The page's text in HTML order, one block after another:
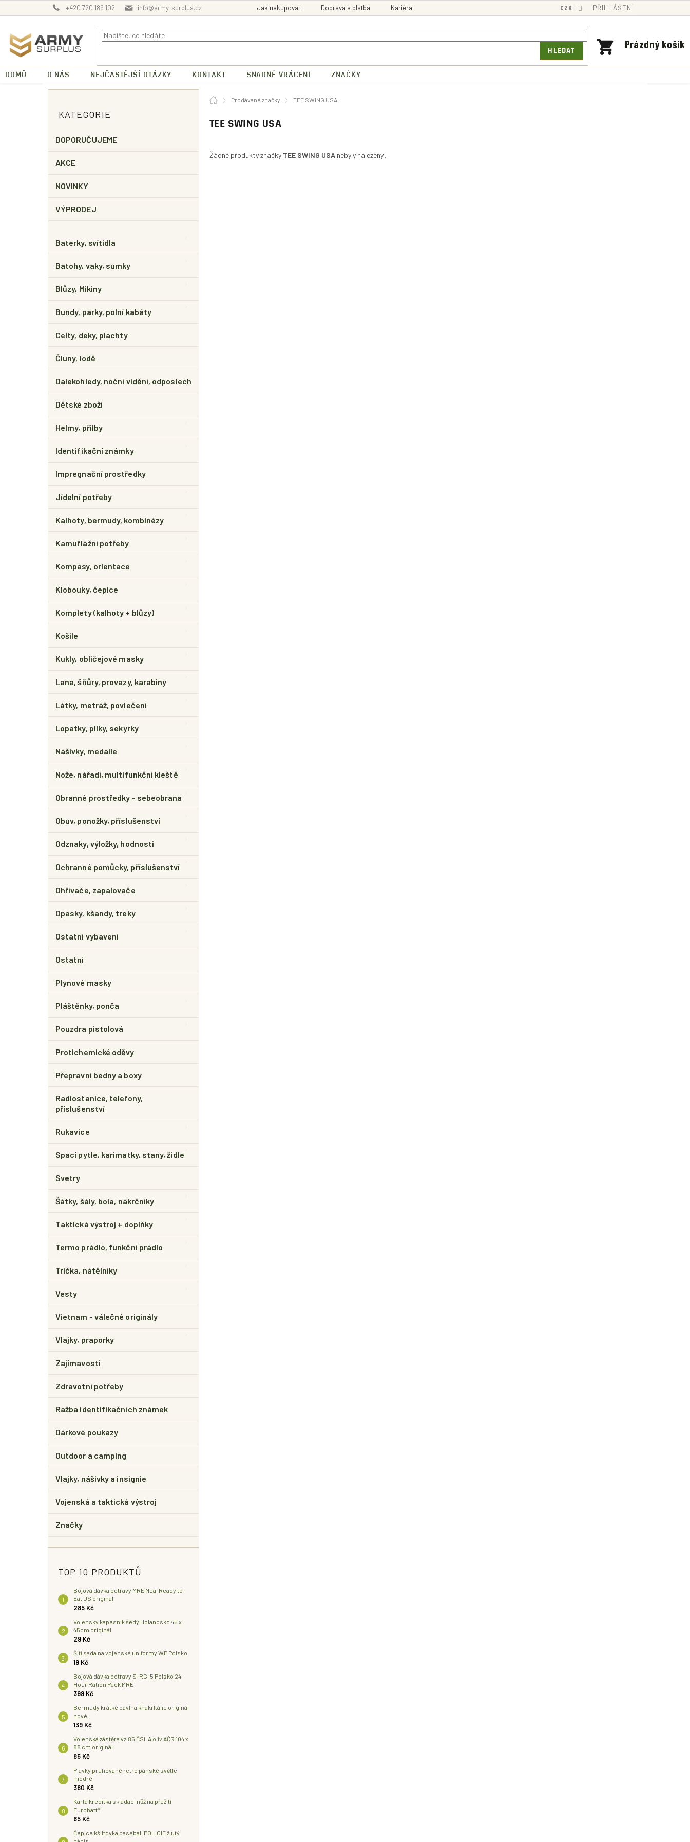
na
+420 720 189 102 info@army-surplus.cz Jak nakupovat Doprava a platba Kariéra CZK PŘIHLÁŠENÍ
HLEDAT
NÁKUPNÍ
Prázdný košík
DOMŮ O NÁS NEJČASTĚJŠÍ OTÁZKY KONTAKT SNADNÉ VRÁCENI ZNAČKY
A
N
P
N
kategorie
KATEGORIE
DOPORUČUJEME
AKCE
NOVINKY
VÝPRODEJ
Baterky, svítidla
Batohy, vaky, sumky
Blůzy, Mikiny
Bundy, parky, polní kabáty
Celty, deky, plachty
Čluny, lodě
Dalekohledy, noční vidění, odposlech
Dětské zboží
Helmy, přilby
Identifikační známky
Impregnační prostředky
Jídelní potřeby
Kalhoty, bermudy, kombinézy
Kamuflážní potřeby
Kompasy, orientace
Klobouky, čepice
Komplety (kalhoty + blůzy)
Košile
Kukly, obličejové masky
Lana, šňůry, provazy, karabiny
Látky, metráž, povlečení
Lopatky, pilky, sekyrky
Nášivky, medaile
Nože, nářadí, multifunkční kleště
Obranné prostředky - sebeobrana
Obuv, ponožky, příslušenství
Odznaky, výložky, hodnosti
Ochranné pomůcky, příslušenství
Ohřívače, zapalovače
Opasky, kšandy, treky
Ostatní vybavení
Ostatní
Plynové masky
Pláštěnky, ponča
Pouzdra pistolová
Protichemické oděvy
Přepravní bedny a boxy
Radiostanice, telefony,
příslušenství
Rukavice
Spací pytle, karimatky, stany, židle
Svetry
Šátky, šály, bola, nákrčníky
Taktická výstroj + doplňky
Termo prádlo, funkční prádlo
Trička, nátělníky
Vesty
Vietnam - válečné originály
Vlajky, praporky
Zajímavosti
Zdravotní potřeby
Ražba identifikačních známek
Dárkové poukazy
Outdoor a camping
Vlajky, nášivky a insignie
Vojenská a taktická výstroj
Značky
TOP 10 PRODUKTŮ
Bojová dávka potravy MRE Meal Ready to
Eat US originál
285 Kč
Vojenský kapesník šedý Holandsko 45 x
45cm originál
29 Kč
Šití sada na vojenské uniformy WP Polsko
19 Kč
Bojová dávka potravy S-RG-5 Polsko 24
Hour Ration Pack MRE
399 Kč
Bermudy krátké bavlna khaki Itálie originál
nové
139 Kč
Vojenská zástěra vz.85 ČSLA oliv AČR 104 x
88 cm originál
85 Kč
Plavky pruhované retro pánské světle
modré
380 Kč
Karta kreditka skládací nůž na přežití
Eurobatt®
65 Kč
Čepice kšiltovka baseball POLICIE žlutý
DomůProdávané značky TEE SWING USA
TEE SWING USA
Žádné produkty značky TEE SWING USA nebyly nalezeny...